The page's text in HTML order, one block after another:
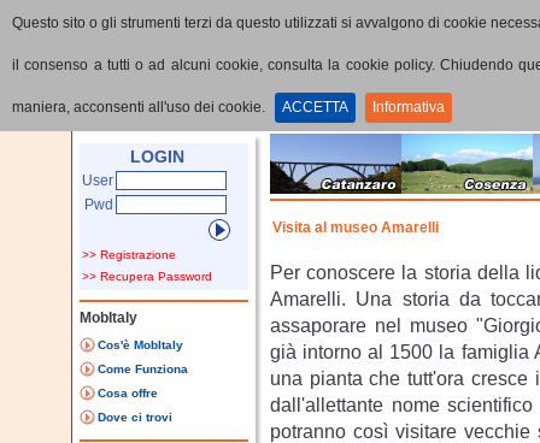
Questo sito o gli strumenti terzi da questo utilizzati si avvalgono di cookie
il consenso a tutti o ad alcuni cookie, consulta la cookie policy. Chiudendo
maniera, acconsenti all'uso dei cookie. ACCETTA Informativa
LOGIN
User
Pwd
>> Registrazione
>> Recupera Password
MobItaly
Cos'è MobItaly
Come Funziona
Cosa offre
Dove ci trovi
Visita al museo Amarelli
Per conoscere la storia della
Amarelli. Una storia da
assaporare nel museo
già intorno al 1500 la famiglia
una pianta che tutt'ora
dall'allettante nome
potranno così visitare